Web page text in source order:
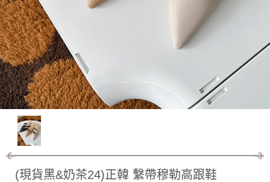
(現貨黑&奶茶24)正韓 繫帶穆勒高跟鞋